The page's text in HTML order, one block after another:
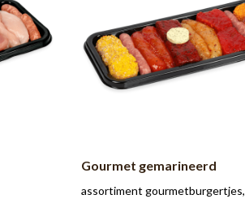
Gourmet gemarineerd
assortiment gourmetburgertjes,